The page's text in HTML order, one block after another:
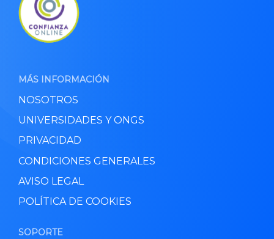
MÁS INFORMACIÓN
NOSOTROS
UNIVERSIDADES Y ONGS
PRIVACIDAD
CONDICIONES GENERALES
AVISO LEGAL
POLÍTICA DE COOKIES
SOPORTE